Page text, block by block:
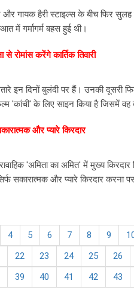
और गायक हैरी स्टाइल्स के बीच फिर
में गर्मागर्म बहस हुई थी।
से रोमांस करेंगे कार्तिक तिवारी
इन दिनों बुलंदी पर हैं। उनकी दूसरी
'कांची' के लिए साइन किया है जिसमें
और प्यारे किरदार
'अमिता का अमित' में मुख्य किरदार
सकारात्मक और प्यारे किरदार करना
4 5 6 7 8 9
22 23 24 25 26
39 40 41 42 43